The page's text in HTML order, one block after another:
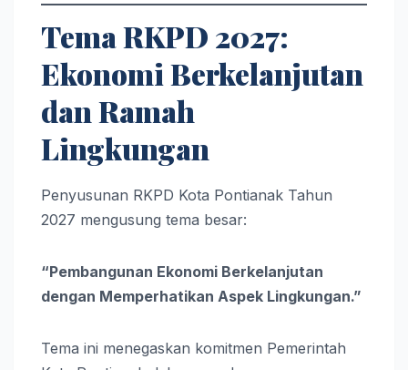
Tema RKPD 2027:
Ekonomi Berkelanjutan
dan Ramah
Lingkungan
Penyusunan RKPD Kota Pontianak Tahun
2027 mengusung tema besar:
“Pembangunan Ekonomi Berkelanjutan
dengan Memperhatikan Aspek Lingkungan.”
Tema ini menegaskan komitmen Pemerintah